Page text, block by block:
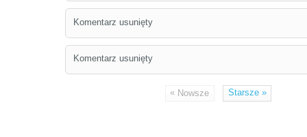
Komentarz usunięty
Komentarz usunięty
« Nowsze Starsze»